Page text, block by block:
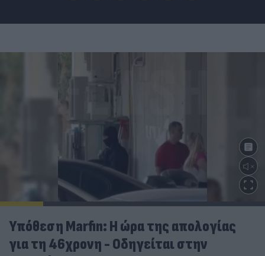
Υπόθεση Marfin: Η ώρα της απολογίας
για τη 46χρονη - Οδηγείται στην